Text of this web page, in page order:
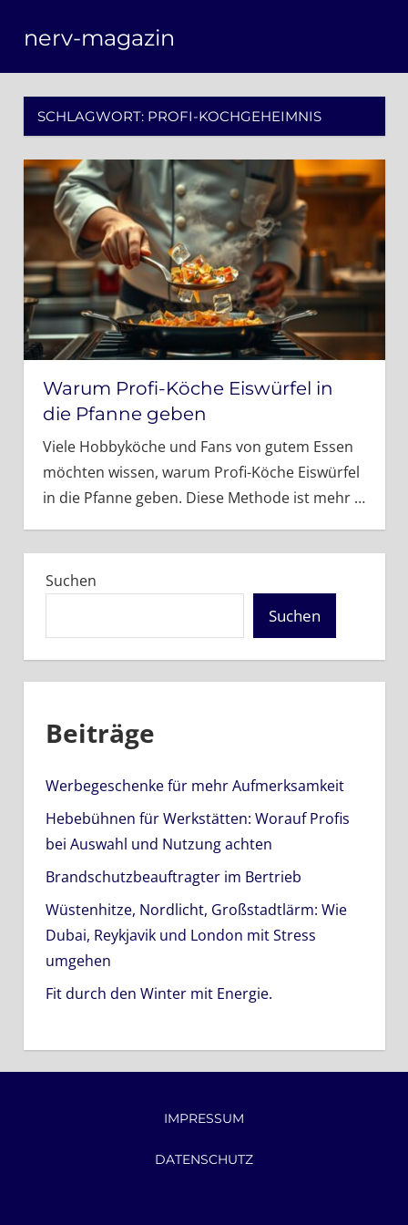
Inhaltnerv-magazin
SCHLAGWORT: PROFI-KOCHGEHEIMNIS
Warum Profi-Köche Eiswürfel in
die Pfanne geben
Viele Hobbyköche und Fans von gutem Essen
möchten wissen, warum Profi-Köche Eiswürfel
in die Pfanne geben. Diese Methode ist mehr …
Suchen
Suchen
Beiträge
Werbegeschenke für mehr Aufmerksamkeit
Hebebühnen für Werkstätten: Worauf Profis
bei Auswahl und Nutzung achten
Brandschutzbeauftragter im Bertrieb
Wüstenhitze, Nordlicht, Großstadtlärm: Wie
Dubai, Reykjavik und London mit Stress
umgehen
Fit durch den Winter mit Energie.
IMPRESSUM
DATENSCHUTZ